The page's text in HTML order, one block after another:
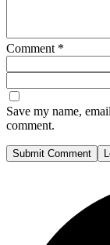
Comment *
Save my name,
comment.
Submit Comment